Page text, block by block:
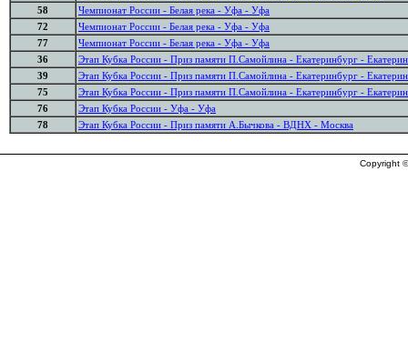
58
Чемпионат России - Белая река - Уфа - Уфа
72
Чемпионат России - Белая река - Уфа - Уфа
77
Чемпионат России - Белая река - Уфа - Уфа
36
Этап Кубка России - Приз памяти П.Самойлина - Екатеринбург -
39
Этап Кубка России - Приз памяти П.Самойлина - Екатеринбург -
75
Этап Кубка России - Приз памяти П.Самойлина - Екатеринбург -
76
Этап Кубка России - Уфа - Уфа
78
Этап Кубка России - Приз памяти А.Бычкова - ВДНХ - Москва
Copyright